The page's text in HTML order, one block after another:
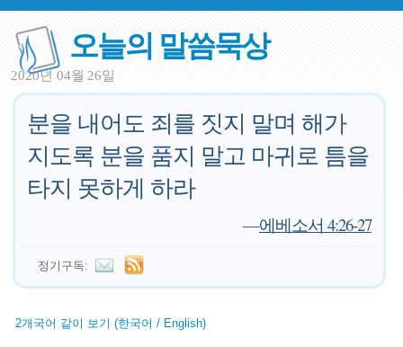
오늘의 말씀묵상
2020년 04월 26일
분을 내어도 죄를 짓지 말며 해가
지도록 분을 품지 말고 마귀로 틈을
타지 못하게 하라
—에베소서 4:26-27
정기구독:
2개국어 같이 보기 (한국어 / English)